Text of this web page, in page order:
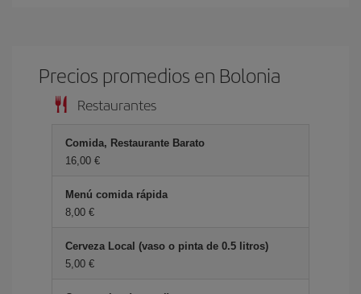
Precios promedios en Bolonia
Restaurantes
Comida, Restaurante Barato
16,00 €
Menú comida rápida
8,00 €
Cerveza Local (vaso o pinta de 0.5 litros)
5,00 €